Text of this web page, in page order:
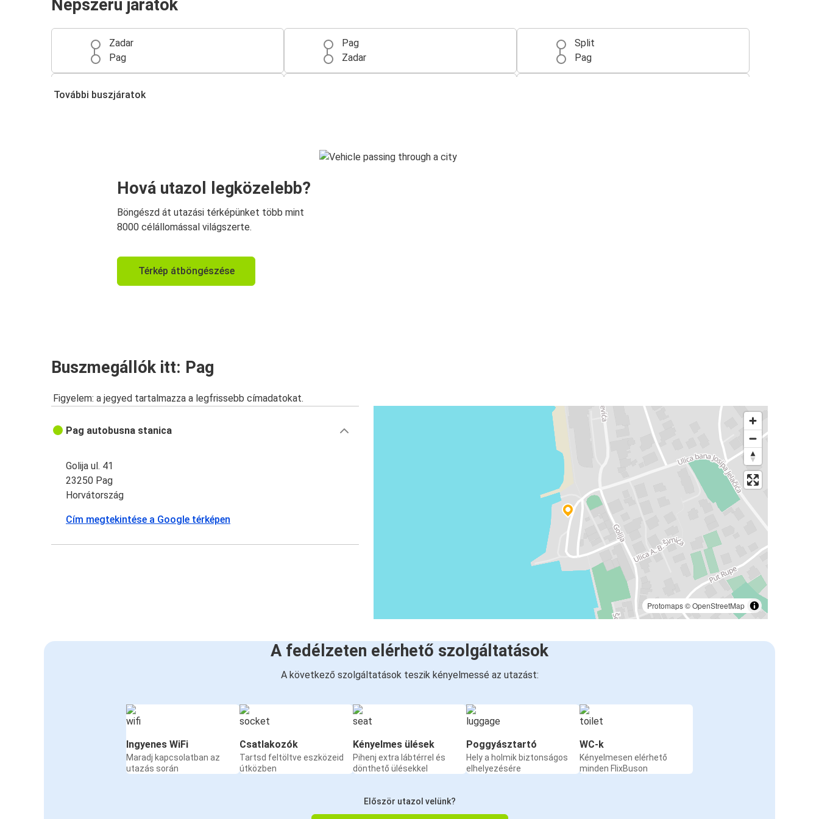
Népszerű járatok
Zadar
Pag
Pag
Zadar
Split
Pag
Pag
Novalja
További buszjáratok
Hová utazol legközelebb?
Böngészd át utazási térképünket több mint
8000 célállomással világszerte.
Térkép átböngészése
Buszmegállók itt: Pag
Figyelem: a jegyed tartalmazza a legfrissebb címadatokat.
Protomaps©OpenStreetMap
Pag autobusna stanica
Golija ul. 41
23250 Pag
Horvátország
Cím megtekintése a Google térképen
A fedélzeten elérhető szolgáltatások
A következő szolgáltatások teszik kényelmessé az utazást:
Ingyenes WiFi
Maradj kapcsolatban az
utazás során
Csatlakozók
Tartsd feltöltve eszközeid
útközben
Kényelmes ülések
Pihenj extra lábtérrel és
dönthető ülésekkel
Poggyásztartó
Hely a holmik biztonságos
elhelyezésére
WC-k
Kényelmesen elérhető
minden FlixBuson
Először utazol velünk?